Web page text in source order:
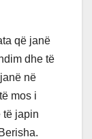
që janë
dhe të
në
mos i
të japin